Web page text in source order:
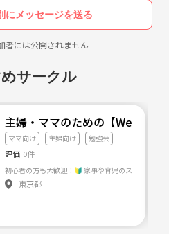
ーやります♩
にメッセージを送る
者には公開されません
サークル
主婦・ママのための【Webで叶
ママ向け 主婦向け 勉強会
評価 0件
東京都